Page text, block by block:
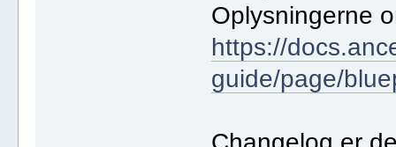
Oplysningerne
https://
guide/page/